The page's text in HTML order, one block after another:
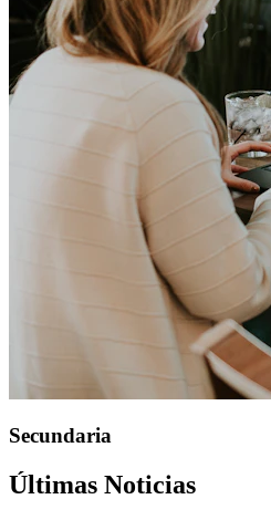
Secundaria
Últimas Noticias